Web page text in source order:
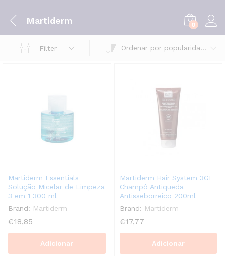
Martiderm 0
Filter Ordenar por popularidade
Martiderm Essentials
Solução Micelar de Limpeza
3 em 1 300 ml
Brand: Martiderm
€18,85
Adicionar
Martiderm Hair System 3GF
Champô Antiqueda
Antisseborreico 200ml
Brand: Martiderm
€17,77
Adicionar